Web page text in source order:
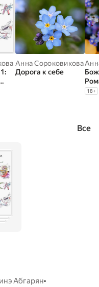
Анна Сороковикова
Дорога к себе
18+
Все
Абгарян•